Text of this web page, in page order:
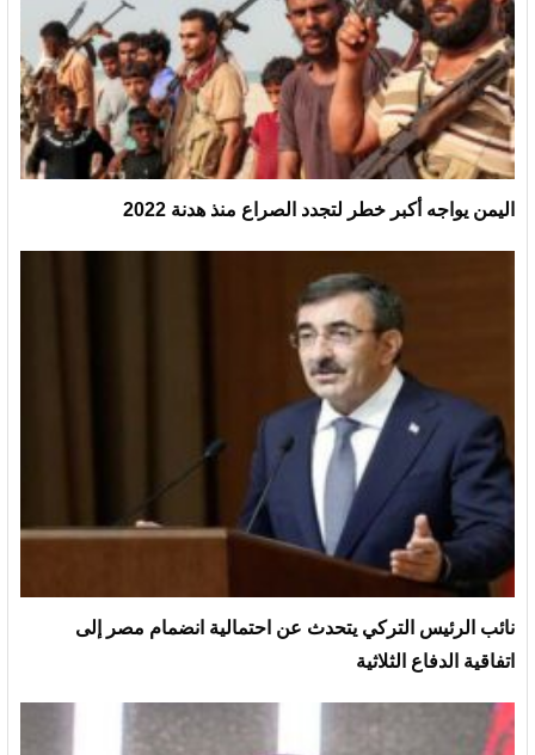
اليمن يواجه أكبر خطر لتجدد الصراع منذ هدنة 2022
نائب الرئيس التركي يتحدث عن احتمالية انضمام مصر إلى
اتفاقية الدفاع الثلاثية